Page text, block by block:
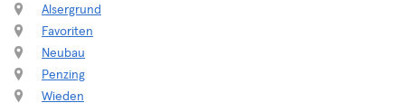
Alsergrund
Favoriten
Neubau
Penzing
Wieden